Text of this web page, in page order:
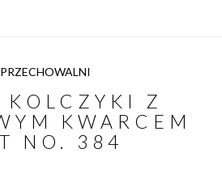
KOLCZYKI Z
KWARCEM
NO. 384